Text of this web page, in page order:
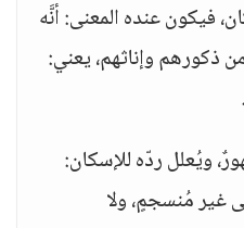
فيكون عنده المعنى: أنَّه
ذكورهم وإناثهم، يعني:
ويُعلل ردّه للإسكان:
غير مُنسجمٍ، ولا